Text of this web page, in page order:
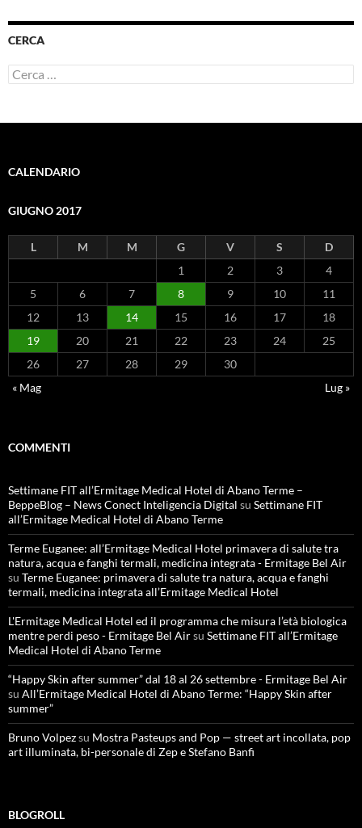
CERCA
Ricerca
per:
CALENDARIO
GIUGNO 2017
L M M G V S
D
1
2 3
4
5
6 7 8 9 10
11
12
13 14 15 16 17
18
19
20 21 22 23 24
25
26
27 28 29
30
« Mag
Lug »
COMMENTI
Settimane FIT all’Ermitage Medical Hotel di Abano Terme –
BeppeBlog – News Conect Inteligencia Digital su Settimane FIT
all’Ermitage Medical Hotel di Abano Terme
Terme Euganee: all’Ermitage Medical Hotel primavera di salute tra
natura, acqua e fanghi termali, medicina integrata - Ermitage Bel Air
su Terme Euganee: primavera di salute tra natura, acqua e fanghi
termali, medicina integrata all’Ermitage Medical Hotel
L'Ermitage Medical Hotel ed il programma che misura l’età biologica
mentre perdi peso - Ermitage Bel Airsu Settimane FIT all’Ermitage
Medical Hotel di Abano Terme
“Happy Skin after summer” dal 18 al 26 settembre - Ermitage Bel Air
su All’Ermitage Medical Hotel di Abano Terme: “Happy Skin after
summer”
Bruno Volpezsu Mostra Pasteups and Pop — street art incollata, pop
art illuminata, bi-personale di Zep e Stefano Banfi
BLOGROLL